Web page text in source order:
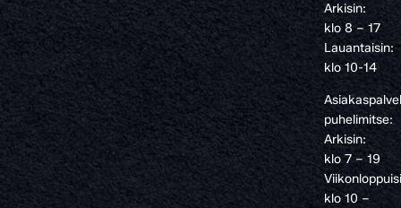
Arkisin:
klo 8 – 17
Lauantaisin:
klo 10-14
puhelimitse:
Arkisin:
klo 7 – 19
klo 10 –